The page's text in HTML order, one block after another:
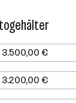
3.500,00 €
3.200,00 €